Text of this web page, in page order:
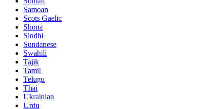
Samoan
Scots Gaelic
Shona
Sindhi
Sundanese
Swahili
Tajik
Tamil
Telugu
Thai
Ukrainian
Urdu